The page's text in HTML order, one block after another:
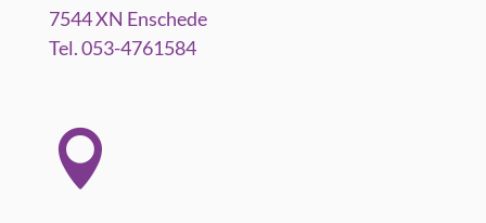
7544 XN Enschede
Tel. 053-4761584
